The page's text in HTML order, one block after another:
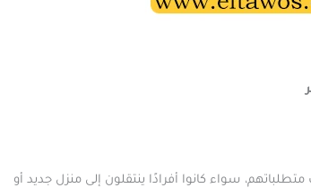
سواء كانوا أفرادًا ينتقلون إلى منزل جديد أو